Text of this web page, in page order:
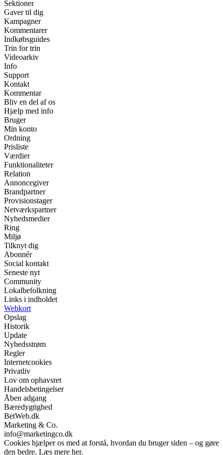
Sektioner
Gaver til dig
Kampagner
Kommentarer
Indkøbsguides
Trin for trin
Videoarkiv
Info
Support
Kontakt
Kommentar
Bliv en del af os
Hjælp med info
Bruger
Min konto
Ordning
Prisliste
Værdier
Funktionaliteter
Relation
Annoncegiver
Brandpartner
Provisionstager
Netværkspartner
Nyhedsmedier
Ring
Miljø
Tilknyt dig
Abonnér
Social kontakt
Seneste nyt
Community
Lokalbefolkning
Links i indholdet
Webkort
Opslag
Historik
Update
Nyhedsstrøm
Regler
Internetcookies
Privatliv
Lov om ophavsret
Handelsbetingelser
Åben adgang
Bæredygtighed
BetWeb.dk
Marketing & Co.
info@marketingco.dk
Cookies hjælper os med at forstå, hvordan du bruger siden – og gøre
den bedre. Læs mere her.